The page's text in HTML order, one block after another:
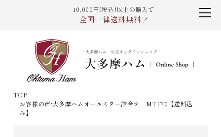
10,000円(税込)以上の購入で
全国一律送料無料 ！
TOP
お客様の声:大多摩ハムオールスター詰合せ MTF70【送料込
み】